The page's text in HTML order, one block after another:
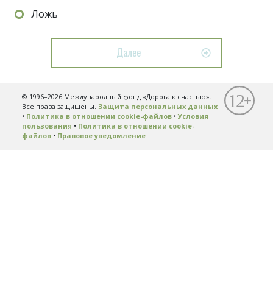
Ложь
Далее
© 1996–2026 Международный фонд «Дорога к счастью».
Все права защищены. Защита персональных данных
• Политика в отношении cookie-файлов• Условия
пользования • Политика в отношении cookie-
файлов• Правовое уведомление